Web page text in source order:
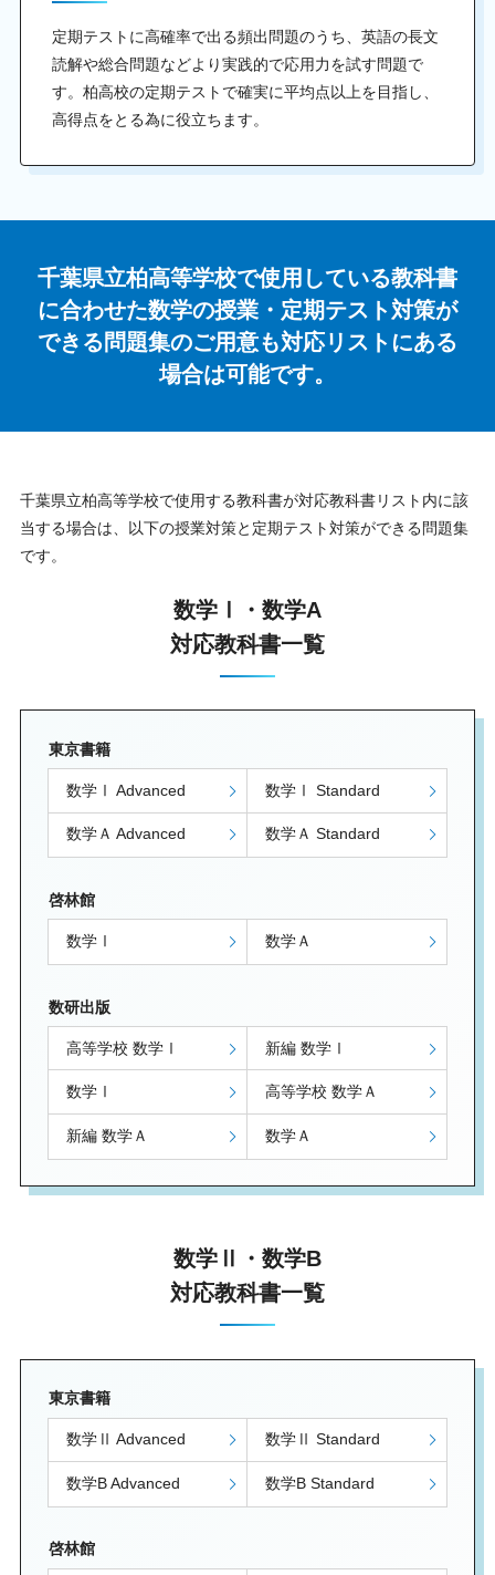
定期テストに高確率で出る頻出問題のうち、英語の長文
読解や総合問題などより実践的で応用力を試す問題で
す。柏高校の定期テストで確実に平均点以上を目指し、
高得点をとる為に役立ちます。
千葉県立柏高等学校で使用している教科書
に合わせた数学の授業・定期テスト対策が
できる問題集のご用意も対応リストにある
場合は可能です。
千葉県立柏高等学校で使用する教科書が対応教科書リスト内に該
当する場合は、以下の授業対策と定期テスト対策ができる問題集
です。
数学Ⅰ・数学A
対応教科書一覧
東京書籍
数学Ⅰ Advanced 数学Ⅰ Standard
数学Ａ Advanced 数学Ａ Standard
啓林館
数学Ⅰ 数学Ａ
数研出版
高等学校 数学Ⅰ 新編 数学Ⅰ
数学Ⅰ 高等学校 数学Ａ
新編 数学Ａ 数学Ａ
数学Ⅱ・数学B
対応教科書一覧
東京書籍
数学Ⅱ Advanced 数学Ⅱ Standard
数学B Advanced 数学B Standard
啓林館